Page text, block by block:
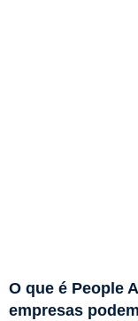
O que é People
empresas